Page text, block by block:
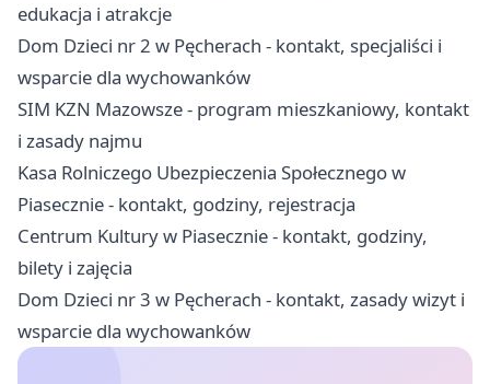
edukacja i atrakcje
Dom Dzieci nr 2 w Pęcherach - kontakt, specjaliści i
wsparcie dla wychowanków
SIM KZN Mazowsze - program mieszkaniowy, kontakt
i zasady najmu
Kasa Rolniczego Ubezpieczenia Społecznego w
Piasecznie - kontakt, godziny, rejestracja
Centrum Kultury w Piasecznie - kontakt, godziny,
bilety i zajęcia
Dom Dzieci nr 3 w Pęcherach - kontakt, zasady wizyt i
wsparcie dla wychowanków